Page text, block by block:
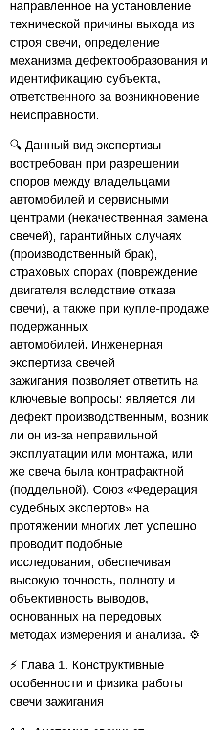
направленное на установление
технической причины выхода из
строя свечи, определение
механизма дефектообразования и
идентификацию субъекта,
ответственного за возникновение
неисправности.
🔍 Данный вид экспертизы
востребован при разрешении
споров между владельцами
автомобилей и сервисными
центрами (некачественная замена
свечей), гарантийных случаях
(производственный брак),
страховых спорах (повреждение
двигателя вследствие отказа
свечи), а также при купле-продаже
подержанных
автомобилей. Инженерная
экспертиза свечей
зажигания позволяет ответить на
ключевые вопросы: является ли
дефект производственным, возник
ли он из-за неправильной
эксплуатации или монтажа, или
же свеча была контрафактной
(поддельной). Союз «Федерация
судебных экспертов» на
протяжении многих лет успешно
проводит подобные
исследования, обеспечивая
высокую точность, полноту и
объективность выводов,
основанных на передовых
методах измерения и анализа. ⚙️
⚡ Глава 1. Конструктивные
особенности и физика работы
свечи зажигания